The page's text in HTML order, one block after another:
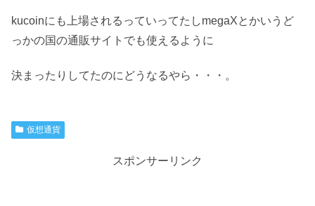
kucoinにも上場されるっていってたしmegaXとかいうど
っかの国の通販サイトでも使えるように
決まったりしてたのにどうなるやら・・・。
仮想通貨
スポンサーリンク